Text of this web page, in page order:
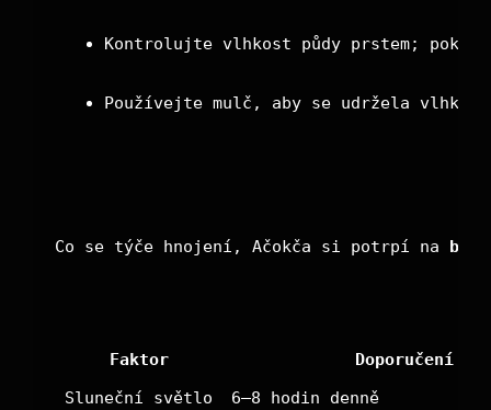
Kontrolujte vlhkost půdy prstem;
Používejte mulč, aby se udržela
Co se týče hnojení, Ačokča si potrpí na
Faktor
Doporučení
Sluneční světlo
6–8 hodin denně